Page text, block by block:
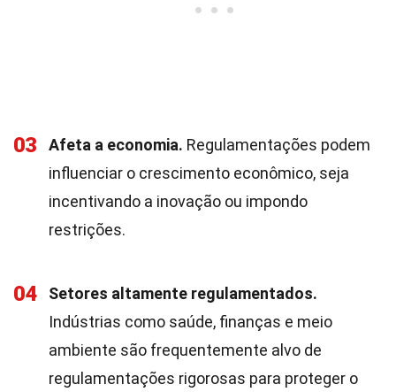
03 Afeta a economia. Regulamentações podem
influenciar o crescimento econômico, seja
incentivando a inovação ou impondo
restrições.
04
Setores altamente regulamentados.
Indústrias como saúde, finanças e meio
ambiente são frequentemente alvo de
regulamentações rigorosas para proteger o